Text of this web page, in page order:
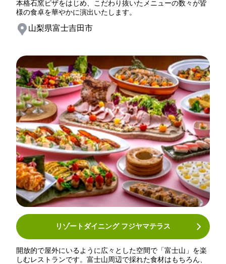
本格石窯ピザをはじめ、こだわり抜いたメニューの数々が皆
様の食卓を華やかに演出いたします。
山梨県富士吉田市
リゾートダイニング フジヤマテラス
開放的で屋外にいるように広々とした空間で「富士山」を楽
しむレストランです。富士山周辺で採れた食材はもちろん、